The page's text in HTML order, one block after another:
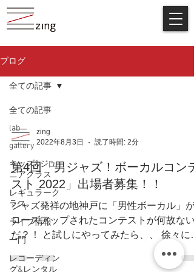
ブログ
全ての記事
lab
gallery
キッズ&ジュ
ニアクラス
レギュラーク
ラス
ライブ情報
一門
レコーディン
グ&レンタル
全ての記事
zing
2022年8月3日
読了時間: 2分
第4回「男ジャズ！ボーカルコンテ
スト 2022」出場者募集！！
ジャズ発祥の地神戸に「男性ボーカル」が
ローズアップされたコンテストが何故ない
だ？！ と試しにやってみたら、、 徐々に
知されつつ大盛況！？ 且つ、第4回を是
非！！という声にお応えして！！ 第4回『